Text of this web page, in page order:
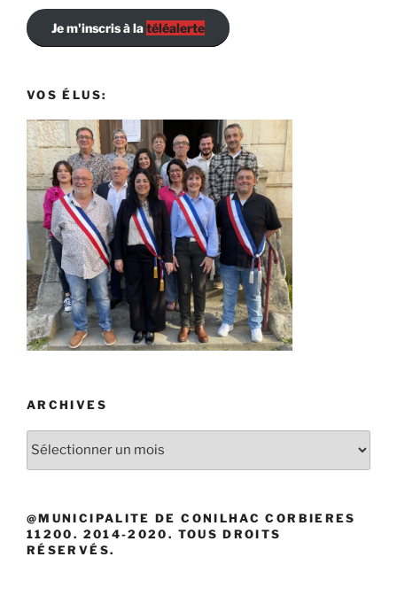
Je m'inscris à latéléalerte
VOS ÉLUS:
ARCHIVES
@MUNICIPALITE DE CONILHAC CORBIERES
11200. 2014-2020. TOUS DROITS
RÉSERVÉS.